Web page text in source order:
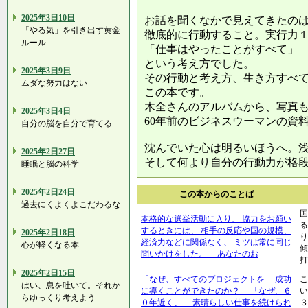
2025年3日10日
「やる気」を引き出す黄金
ルール
2025年3日9日
ムダな努力はない
2025年3日4日
自分の脳を自分で育てる
2025年2日27日
睡眠と脳の科学
2025年2日24日
過去にくよくよこだわるな
2025年2日18日
心が軽くなる本
2025年2日15日
はい、息を吐いて。それか
らゆっくり考えよう
お話を聞くなかで見えてきたの
徹底的に行動すること。実行力
「仕事はやったことがすべて」
という考え方でした。
その行動と考え方、生き方すべ
この本です。
木全さんのアルバムから、写真
60年前のビジネスウーマンの資
沈んでいた心は明るいほうへ。
そして何より自分の行動力が格
この本からのことば
本格的な選挙活動に入り、 協力をお願い
するときには、 相手の反応や国の規模、
経済力などに関係なく、 ミツは常に同じ
問いかけをした。 「あなたのお
打
「なぜ、すべてのプロジェクトを 成功
に導くことができたのか？」 「なぜ、６
０年近く、 素晴らしい仕事を続けられ